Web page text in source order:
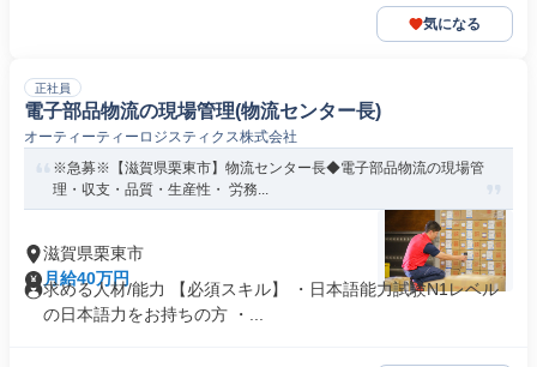
気になる
正社員
電子部品物流の現場管理(物流センター長)
オーティーティーロジスティクス株式会社
※急募※【滋賀県栗東市】物流センター長◆電子部品物流の現場管
理・収支・品質・生産性・ 労務...
滋賀県栗東市
月給40万円
求める人材/能力 【必須スキル】 ・日本語能力試験N1レベル
の日本語力をお持ちの方 ・...